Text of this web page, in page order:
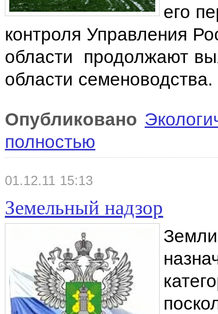
его
контроля Управления
области продолжают
области семеноводства.
Опубликовано
полностью
01.12.11 15:13
Земельный надзор
Земли